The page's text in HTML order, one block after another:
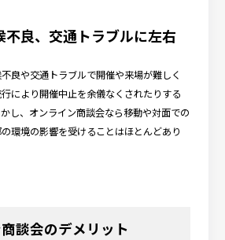
不良、交通トラブルに左右
良や交通トラブルで開催や来場が難しく
により開催中止を余儀なくされたりする
し、オンライン商談会なら移動や対面での
環境の影響を受けることはほとんどあり
談会のデメリット